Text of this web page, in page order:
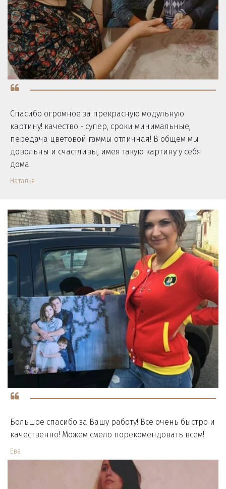
Спасибо огромное за прекрасную модульную
картину! качество - супер, сроки минимальные,
передача цветовой гаммы отличная! В общем мы
довольны и счастливы, имея такую картину у себя
дома.
Наталья
Большое спасибо за Вашу работу! Все очень быстро и
качественно! Можем смело порекомендовать всем!
Ева